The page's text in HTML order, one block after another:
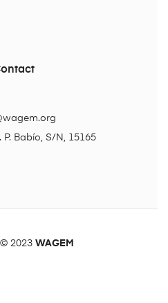
Babío, S/N, 15165
2023 WAGEM